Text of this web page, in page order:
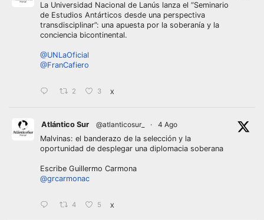
La Universidad Nacional de Lanús lanza el “Seminario
de Estudios Antárticos desde una perspectiva
transdisciplinar”: una apuesta por la soberanía y la
conciencia bicontinental.
@UNLaOficial
@FranCafiero
2 3 X
Atlántico Sur @atlanticosur_ ·
4 Ago
Malvinas: el banderazo de la selección y la
oportunidad de desplegar una diplomacia soberana
Escribe Guillermo Carmona
@grcarmonac
4 5 X